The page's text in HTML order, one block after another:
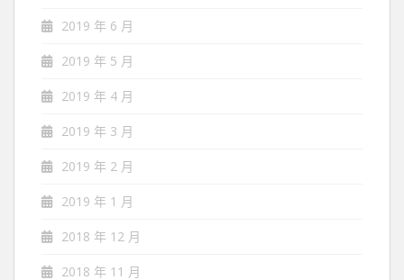
2019 年 6 月
2019 年 5 月
2019 年 4 月
2019 年 3 月
2019 年 2 月
2019 年 1 月
2018 年 12 月
2018 年 11 月